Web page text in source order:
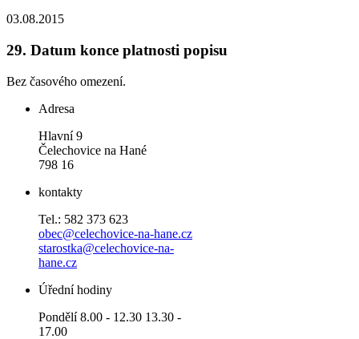
03.08.2015
29. Datum konce platnosti popisu
Bez časového omezení.
Adresa
Hlavní 9
Čelechovice na Hané
798 16
kontakty
Tel.: 582 373 623
obec@celechovice-na-hane.cz
starostka@celechovice-na-
hane.cz
Úřední hodiny
Pondělí 8.00 - 12.30 13.30 -
17.00